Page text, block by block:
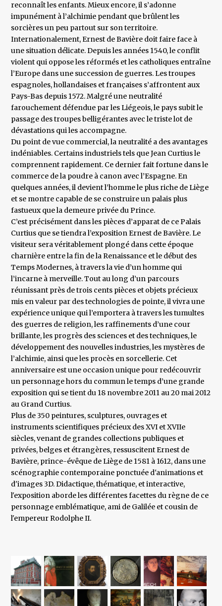
reconnaît les enfants. Mieux encore, il s’adonne
impunément à l’alchimie pendant que brûlent les
sorcières un peu partout sur son territoire.
Internationalement, Ernest de Bavière doit faire face à
une situation délicate. Depuis les années 1540, le conflit
violent qui oppose les réformés et les catholiques entraîne
l’Europe dans une succession de guerres. Les troupes
espagnoles, hollandaises et françaises s’affrontent aux
Pays-Bas depuis 1572. Malgré une neutralité
farouchement défendue par les Liégeois, le pays subit le
passage des troupes belligérantes avec le triste lot de
dévastations qui les accompagne.
Du point de vue commercial, la neutralité a des avantages
indéniables. Certains industriels tels que Jean Curtius le
comprennent rapidement. Ce dernier fait fortune dans le
commerce de la poudre à canon avec l’Espagne. En
quelques années, il devient l’homme le plus riche de Liège
et se montre capable de se construire un palais plus
fastueux que la demeure privée du Prince.
C’est précisément dans les pièces d’apparat de ce Palais
Curtius que se tiendra l’exposition Ernest de Bavière. Le
visiteur sera véritablement plongé dans cette époque
charnière entre la fin de la Renaissance et le début des
Temps Modernes, à travers la vie d’un homme qui
l’incarne à merveille. Tout au long d’un parcours
réunissant près de trois cents pièces et objets précieux
mis en valeur par des technologies de pointe, il vivra une
expérience unique qui l’emportera à travers les tumultes
des guerres de religion, les raffinements d’une cour
brillante, les progrès des sciences et des techniques, le
développement des nouvelles industries, les mystères de
l’alchimie, ainsi que les procès en sorcellerie. Cet
anniversaire est une occasion unique pour redécouvrir
un personnage hors du commun le temps d’une grande
exposition qui se tient du 18 novembre 2011 au 20 mai 2012
au Grand Curtius.
Plus de 350 peintures, sculptures, ouvrages et
instruments scientifiques précieux des XVI et XVIIe
siècles, venant de grandes collections publiques et
privées, belges et étrangères, ressuscitent Ernest de
Bavière, prince-évêque de Liège de 1581 à 1612, dans une
scénographie contemporaine ponctuée d'animations et
d'images 3D. Didactique, thématique, et interactive,
l'exposition aborde les différentes facettes du règne de ce
personnage emblématique, ami de Galilée et cousin de
l'empereur Rodolphe II.